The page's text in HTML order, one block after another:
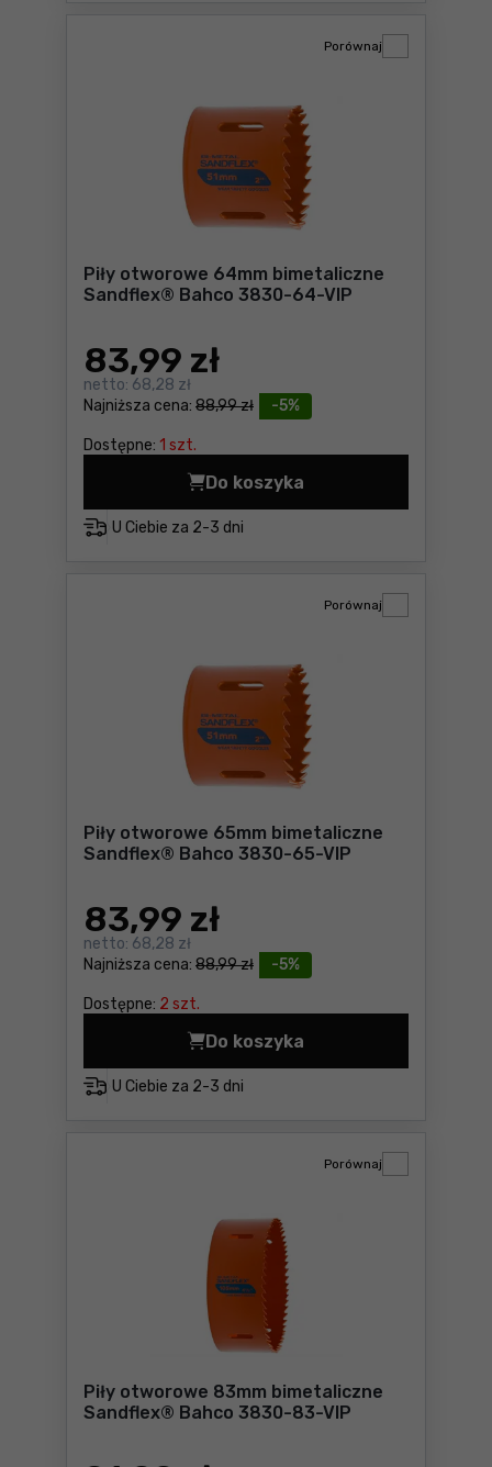
Piły otworowe 64mm bimetaliczne
Sandflex® Bahco 3830-64-VIP
-5%
Najniższa cena: 88,99 zł
83,99 zł
netto: 68,28 zł
Dostępne: 1 szt.
Porównaj
U Ciebie za 2-3 dni
Do koszyka
Piły otworowe 64mm
Piły otworowe 65mm bimetaliczne
Sandflex® Bahco 3830-65-VIP
-5%
Najniższa cena: 88,99 zł
83,99 zł
netto: 68,28 zł
Dostępne: 2 szt.
Porównaj
U Ciebie za 2-3 dni
Do koszyka
Piły otworowe 65mm
Piły otworowe 83mm bimetaliczne
Sandflex® Bahco 3830-83-VIP
Porównaj